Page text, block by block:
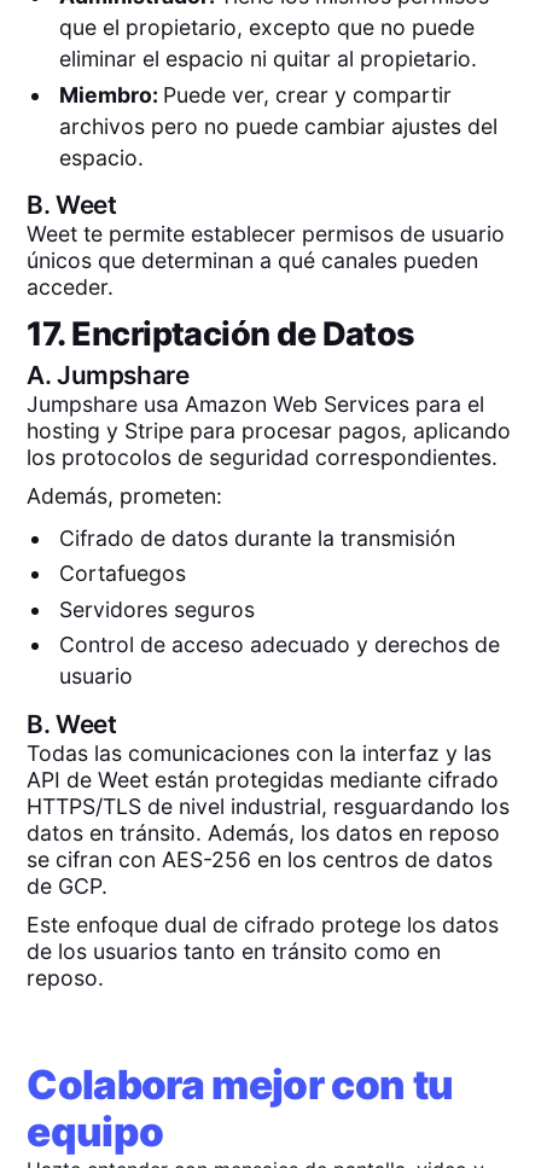
que el propietario, excepto que no puede
eliminar el espacio ni quitar al propietario.
Miembro: Puede ver, crear y compartir
archivos pero no puede cambiar ajustes del
espacio.
B.Weet
Weet te permite establecer permisos de usuario
únicos que determinan a qué canales pueden
acceder.
17. Encriptación de Datos
A.Jumpshare
Jumpshare usa Amazon Web Services para el
hosting y Stripe para procesar pagos, aplicando
los protocolos de seguridad correspondientes.
Además, prometen:
Cifrado de datos durante la transmisión
Cortafuegos
Servidores seguros
Control de acceso adecuado y derechos de
usuario
B.Weet
Todas las comunicaciones con la interfaz y las
API de Weet están protegidas mediante cifrado
HTTPS/TLS de nivel industrial, resguardando los
datos en tránsito. Además, los datos en reposo
se cifran con AES-256 en los centros de datos
de GCP.
Este enfoque dual de cifrado protege los datos
de los usuarios tanto en tránsito como en
reposo.
Colabora mejor con tu
equipo